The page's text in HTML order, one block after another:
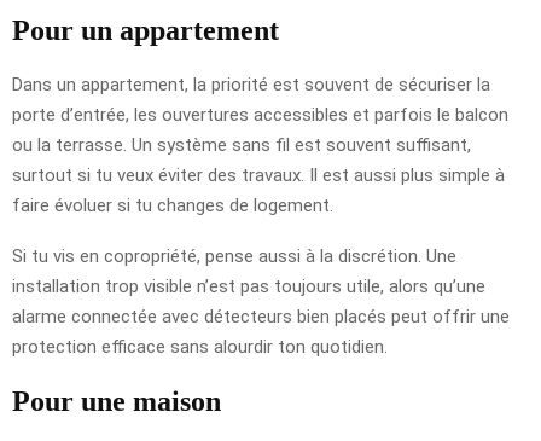
Pour un appartement
Dans un appartement, la priorité est souvent de sécuriser la
porte d’entrée, les ouvertures accessibles et parfois le balcon
ou la terrasse. Un système sans fil est souvent suffisant,
surtout si tu veux éviter des travaux. Il est aussi plus simple à
faire évoluer si tu changes de logement.
Si tu vis en copropriété, pense aussi à la discrétion. Une
installation trop visible n’est pas toujours utile, alors qu’une
alarme connectée avec détecteurs bien placés peut offrir une
protection efficace sans alourdir ton quotidien.
Pour une maison